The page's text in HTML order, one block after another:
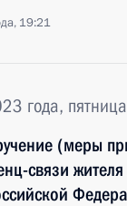
19:21
года, пятница
(меры
связи